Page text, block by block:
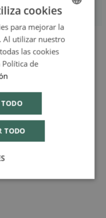
gallery
SPANISH
ENGLISH
cookies
para mejorar la
Al utilizar nuestro
las cookies
de
TODO